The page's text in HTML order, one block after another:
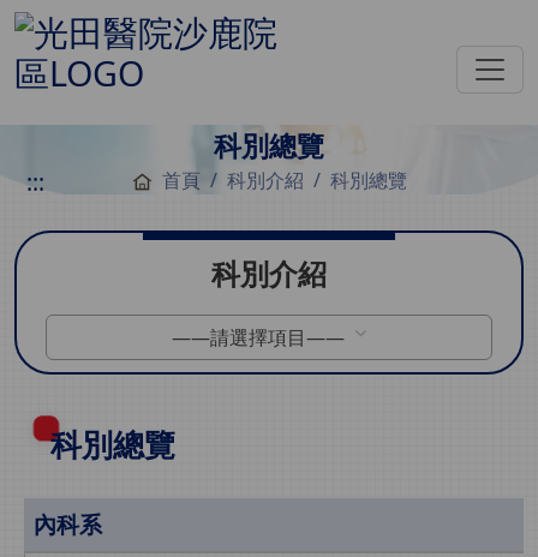
科別總覽
::: 首頁 科別介紹 科別總覽
科別介紹
——請選擇項目——
科別總覽
內科系